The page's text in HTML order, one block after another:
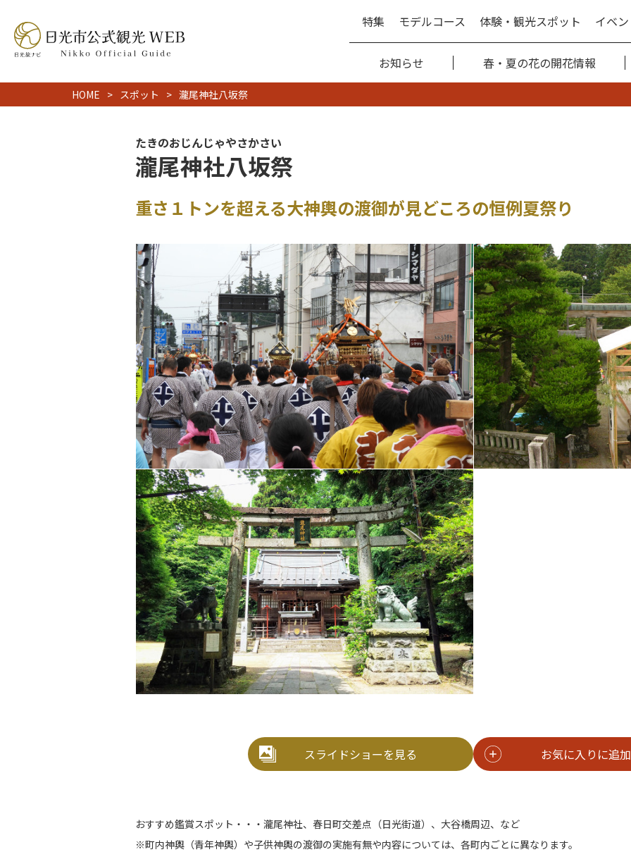
特集 モデルコース 体験・観光スポット イベ
お知らせ 春・夏の花の開花情報
HOME スポット 瀧尾神社八坂祭
たきのおじんじゃやさかさい
瀧尾神社八坂祭
重さ１トンを超える大神輿の渡御が見どころの恒例夏祭り
スライドショーを見る お気に入りに追加
おすすめ鑑賞スポット・・・瀧尾神社、春日町交差点（日光街道）、大谷橋周辺、など
※町内神輿（青年神輿）や子供神輿の渡御の実施有無や内容については、各町内ごとに異なります。